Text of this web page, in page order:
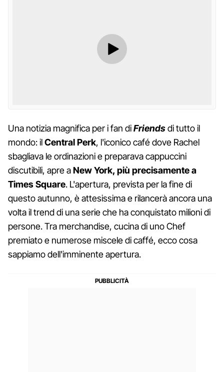
Una notizia magnifica per i fan diFriendsdi tutto il
mondo: ilCentral Perk, l'iconico café dove Rachel
sbagliava le ordinazioni e preparava cappuccini
discutibili, apre aNew York, più precisamente a
Times Square. L'apertura, prevista per la fine di
questo autunno, è attesissima e rilancerà ancora una
volta il trend di una serie che ha conquistato milioni di
persone. Tra merchandise, cucina di uno Chef
premiato e numerose miscele di caffé, ecco cosa
sappiamo dell'imminente apertura.